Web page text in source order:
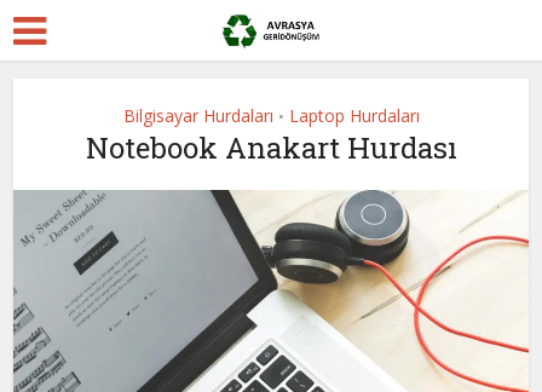
Bilgisayar Hurdaları • Laptop Hurdaları
Notebook Anakart Hurdası